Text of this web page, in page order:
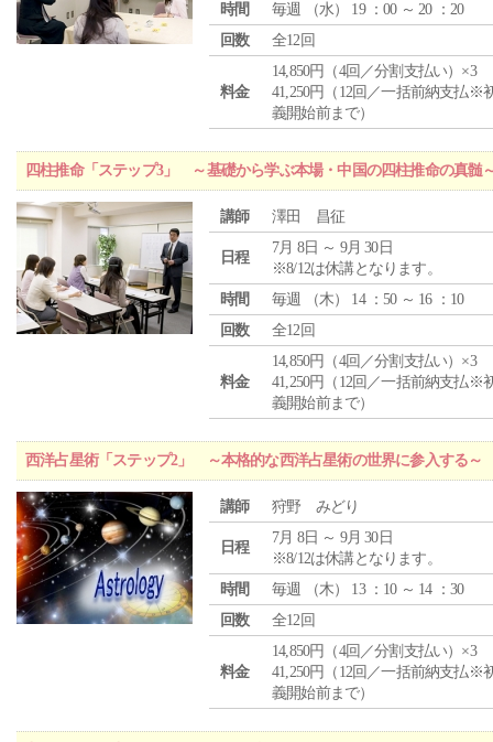
時間
毎週 （水） 19 ：00 ～ 20 ：20
回数
全12回
料金
14,850円（4回／分割支払い）×3
41,250円（12回／一括前納支払※
義開始前まで）
四柱推命「ステップ3」 ～基礎から学ぶ本場・中国の四柱推命の真髄
講師 澤田 昌征
日程
7月 8日 ～ 9月 30日
※8/12は休講となります。
時間
毎週 （木） 14 ：50 ～ 16 ：10
回数
全12回
料金
14,850円（4回／分割支払い）×3
41,250円（12回／一括前納支払※
義開始前まで）
西洋占星術「ステップ2」 ～本格的な西洋占星術の世界に参入する～
講師 狩野 みどり
日程
7月 8日 ～ 9月 30日
※8/12は休講となります。
時間
毎週 （木） 13 ：10 ～ 14 ：30
回数
全12回
料金
14,850円（4回／分割支払い）×3
41,250円（12回／一括前納支払※
義開始前まで）